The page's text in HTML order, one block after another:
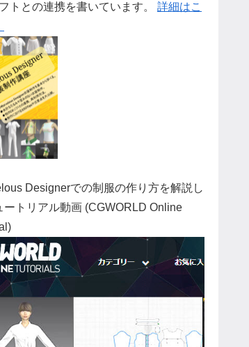
トとの連携を書いています。 詳細はこ
Designerでの制服の作り方を解説し
ートリアル動画 (CGWORLD Online